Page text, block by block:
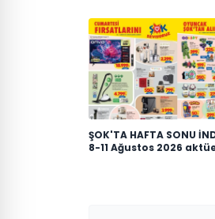
ŞOK'TA HAFTA SONU
8-11 Ağustos 2026